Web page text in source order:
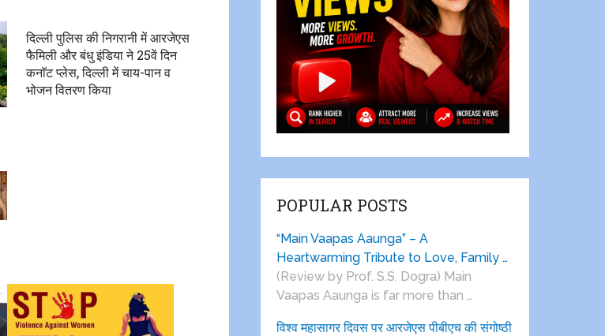
दिल्ली पुलिस की निगरानी में आरजेएस
फैमिली और बंधु इंडिया ने 25वें दिन
कनाॅट प्लेस, दिल्ली में चाय-पान व
भोजन वितरण किया
POPULAR POSTS
“Main Vaapas Aaunga” – A
Heartwarming Tribute to Love, Family …
(Review by Prof. S.S. Dogra) Main
Vaapas Aaunga is far more than …
विश्व महासागर दिवस पर आरजेएस पीबीएच की संगोष्ठी